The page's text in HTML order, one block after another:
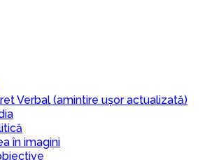
Verbal (amintire ușor actualizată)
în imagini